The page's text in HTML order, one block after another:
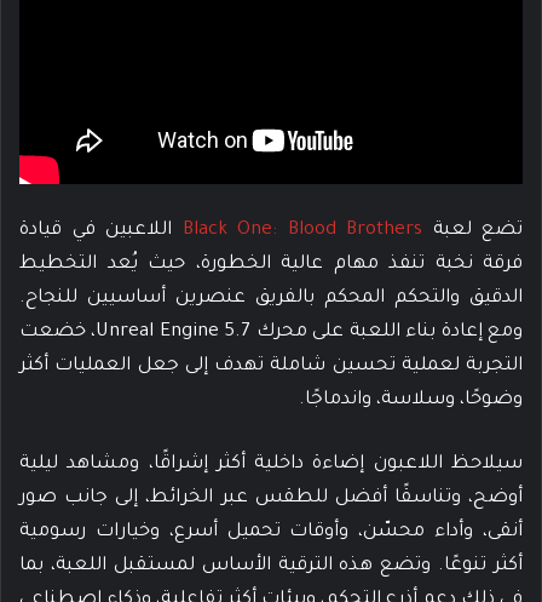
تضع لعبة Black One: Blood Brothers اللاعبين في قيادة
فرقة نخبة تنفذ مهام عالية الخطورة، حيث يُعد التخطيط
الدقيق والتحكم المحكم بالفريق عنصرين أساسيين للنجاح.
ومع إعادة بناء اللعبة على محرك Unreal Engine 5.7، خضعت
التجربة لعملية تحسين شاملة تهدف إلى جعل العمليات أكثر
وضوحًا، وسلاسة، واندماجًا.
سيلاحظ اللاعبون إضاءة داخلية أكثر إشراقًا، ومشاهد ليلية
أوضح، وتناسقًا أفضل للطقس عبر الخرائط، إلى جانب صور
أنقى، وأداء محسّن، وأوقات تحميل أسرع، وخيارات رسومية
أكثر تنوعًا. وتضع هذه الترقية الأساس لمستقبل اللعبة، بما